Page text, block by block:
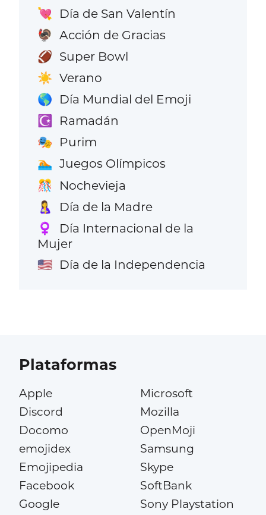
💘 Día de San Valentín
🦃 Acción de Gracias
🏈 Super Bowl
☀️ Verano
🌎 Día Mundial del Emoji
☪️ Ramadán
🎭 Purim
🏊 Juegos Olímpicos
🎊 Nochevieja
🤱 Día de la Madre
♀️
Día Internacional de la
Mujer
🇺🇸 Día de la Independencia
Plataformas
Apple
Discord
Docomo
emojidex
Emojipedia
Facebook
Google
Microsoft
Mozilla
OpenMoji
Samsung
Skype
SoftBank
Sony Playstation